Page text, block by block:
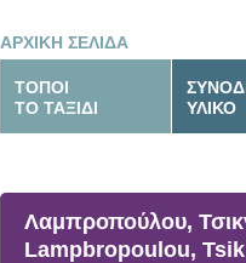
ΑΡΧΙΚΗ ΣΕΛΙΔΑ
ΤΟΠΟΙ
ΤΟ ΤΑΞΙΔΙ
ΥΛΙΚΟ
Λαμπροπούλου,
Lampbropoulou,